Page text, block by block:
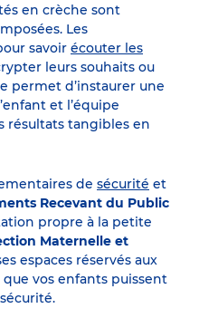
en crèche sont
Les
savoir écouter les
leurs souhaits ou
permet d’instaurer une
et l’équipe
résultats tangibles en
de sécurité et
Recevant du Public
propre à la petite
Maternelle et
espaces réservés aux
vos enfants puissent